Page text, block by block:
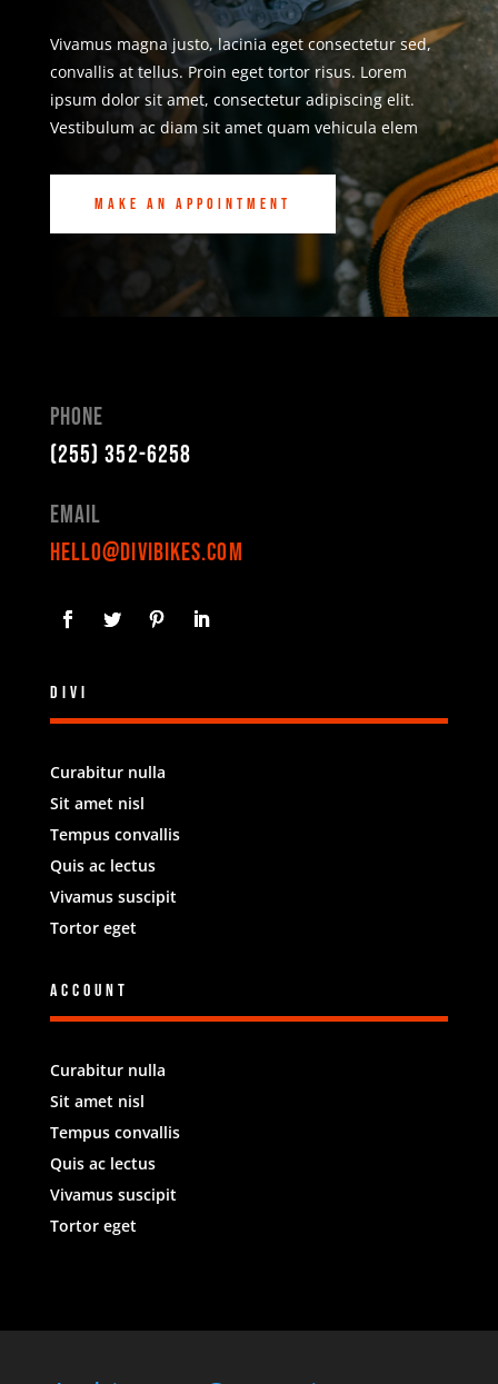
Vivamus magna justo, lacinia eget consectetur sed,
convallis at tellus. Proin eget tortor risus. Lorem
ipsum dolor sit amet, consectetur adipiscing elit.
Vestibulum ac diam sit amet quam vehicula elem
Make an Appointment
Phone
(255) 352-6258
Email
hello@divibikes.com
Divi
Curabitur nulla
Sit amet nisl
Tempus convallis
Quis ac lectus
Vivamus suscipit
Tortor eget
Account
Curabitur nulla
Sit amet nisl
Tempus convallis
Quis ac lectus
Vivamus suscipit
Tortor eget